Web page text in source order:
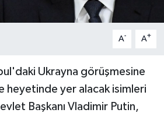
A- A+
Ukrayna görüşmesine
heyetinde yer alacak isimleri
Başkanı Vladimir Putin,